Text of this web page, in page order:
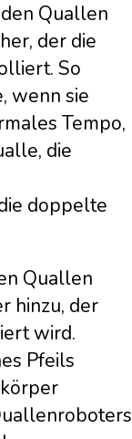
Quallen
der die
So
wenn sie
Tempo,
die
doppelte
Quallen
hinzu, der
wird.
Pfeils